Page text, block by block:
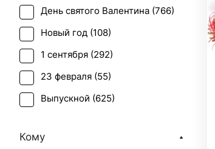
Ирис (32)
Калла ( 14)
Краспедия (1)
Лилия (34)
Лимониум ( 1)
День святого Валентина (766)
Новый год (108)
1 сентября (292)
23 февраля (55)
Выпускной (625)
День учителя (
Кому